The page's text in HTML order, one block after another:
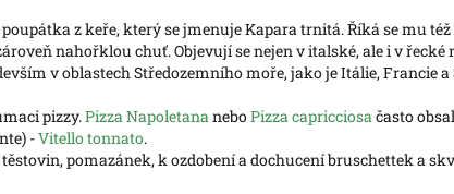
z keře, který se jmenuje Kapara trnitá. Říká se mu
nahořklou chuť. Objevují se nejen v italské, ale i v řecké
v oblastech Středozemního moře, jako je Itálie, Francie a
pizzy.Pizza NapoletananeboPizza capricciosačasto
-Vitello tonnato.
pomazánek, k ozdobení a dochucení bruschettek a